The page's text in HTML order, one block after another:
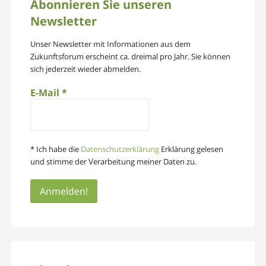
Abonnieren Sie unseren
Newsletter
Unser Newsletter mit Informationen aus dem
Zukunftsforum erscheint ca. dreimal pro Jahr. Sie können
sich jederzeit wieder abmelden.
E-Mail *
* Ich habe die DatenschutzerklärungErklärung gelesen
und stimme der Verarbeitung meiner Daten zu.